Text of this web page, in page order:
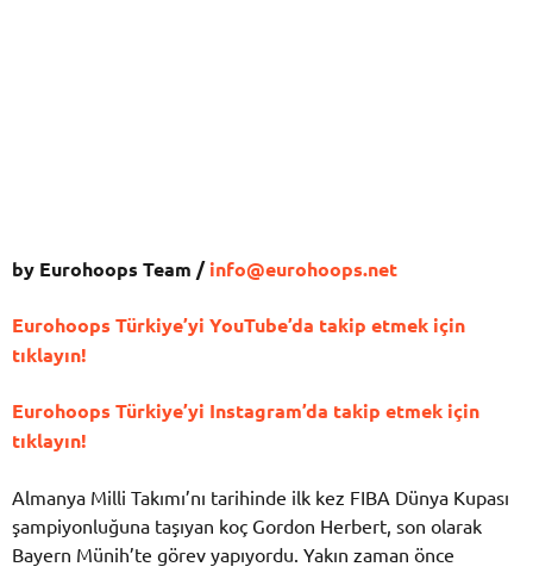
by Eurohoops Team /info@eurohoops.net
Eurohoops Türkiye’yi YouTube’da takip etmek için
tıklayın!
Eurohoops Türkiye’yi Instagram’da takip etmek için
tıklayın!
Almanya Milli Takımı’nı tarihinde ilk kez FIBA Dünya Kupası
şampiyonluğuna taşıyan koç Gordon Herbert, son olarak
Bayern Münih’te görev yapıyordu. Yakın zaman önce